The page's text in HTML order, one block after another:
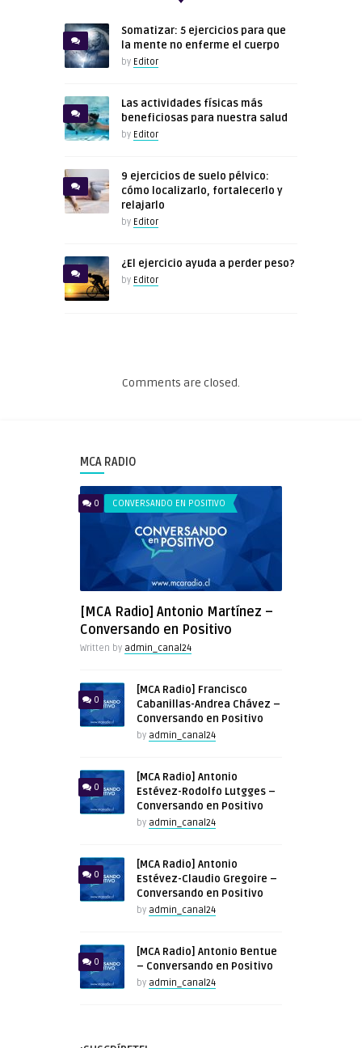
Somatizar: 5 ejercicios para que
la mente no enferme el cuerpo
by Editor
Las actividades físicas más
beneficiosas para nuestra salud
by Editor
9 ejercicios de suelo pélvico:
cómo localizarlo, fortalecerlo y
relajarlo
by Editor
¿El ejercicio ayuda a perder peso?
by Editor
Comments are closed.
MCA RADIO
0 CONVERSANDO EN POSITIVO
[MCA Radio] Antonio Martínez –
Conversando en Positivo
Written by admin_canal24
0
[MCA Radio] Francisco
Cabanillas-Andrea Chávez –
Conversando en Positivo
by admin_canal24
0
[MCA Radio] Antonio
Estévez-Rodolfo Lutgges –
Conversando en Positivo
by admin_canal24
0
[MCA Radio] Antonio
Estévez-Claudio Gregoire –
Conversando en Positivo
by admin_canal24
0
[MCA Radio] Antonio Bentue
– Conversando en Positivo
by admin_canal24